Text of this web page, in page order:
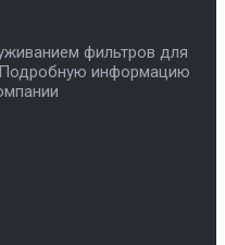
фильтров для
информацию